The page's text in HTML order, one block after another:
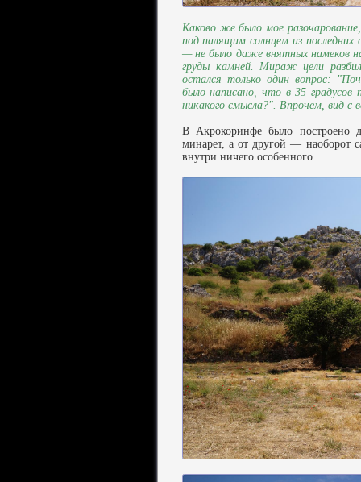
Каково же было мое
под палящим солнцем из
— не было даже внятных намеков
груды камней. Мираж цели
остался только один вопрос:
было написано, что в 35
никакого смысла?". Впрочем, вид
В Акрокоринфе было построено
минарет, а от другой — наоборот
внутри ничего особенного.